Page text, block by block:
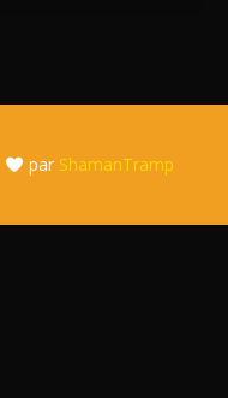
par ShamanTramp